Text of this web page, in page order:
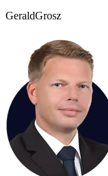
GeraldGrosz